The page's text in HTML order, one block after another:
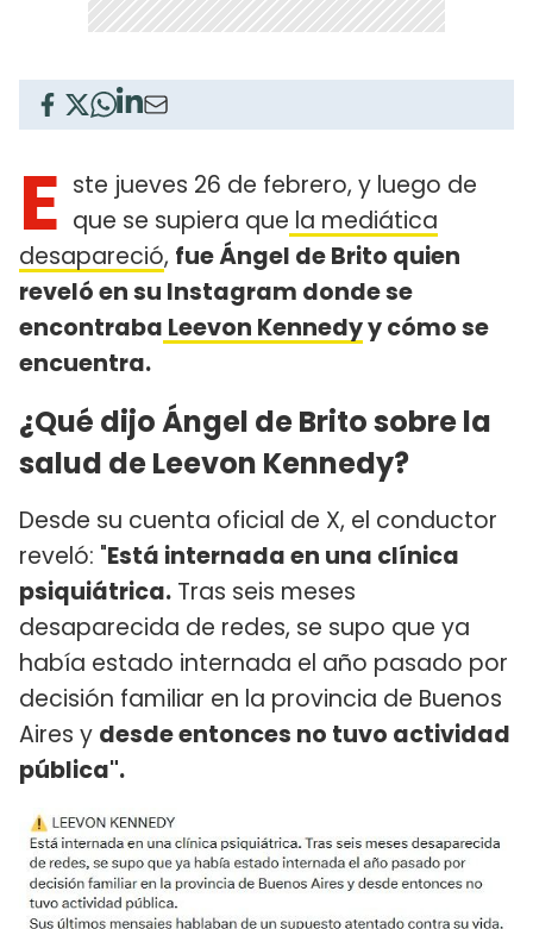
E ste jueves 26 de febrero, y luego de
que se supiera que la mediática
desapareció, fue Ángel de Brito quien
reveló en su Instagram donde se
encontraba Leevon Kennedyy cómo se
encuentra.
¿Qué dijo Ángel de Brito sobre la
salud de Leevon Kennedy?
Desde su cuenta oficial de X, el conductor
reveló: "Está internada en una clínica
psiquiátrica. Tras seis meses
desaparecida de redes, se supo que ya
había estado internada el año pasado por
decisión familiar en la provincia de Buenos
Aires y desde entonces no tuvo actividad
pública".